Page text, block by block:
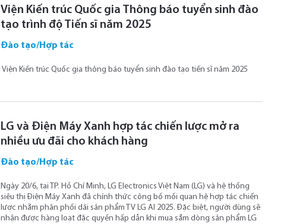
Viện Kiến trúc Quốc gia Thông báo tuyển sinh đào
tạo trình độ Tiến sĩ năm 2025
Đào tạo/Hợp tác
Viện Kiến trúc Quốc gia thông báo tuyển sinh đào tạo tiến sĩ năm 2025
LG và Điện Máy Xanh hợp tác chiến lược mở ra
nhiều ưu đãi cho khách hàng
Đào tạo/Hợp tác
Ngày 20/6, tại TP. Hồ Chí Minh, LG Electronics Việt Nam (LG) và hệ thống
siêu thị Điện Máy Xanh đã chính thức công bố mối quan hệ hợp tác chiến
lược nhằm phân phối dải sản phẩm TV LG AI 2025. Đặc biệt, người dùng sẽ
nhận được hàng loạt đặc quyền hấp dẫn khi mua sắm dòng sản phẩm LG